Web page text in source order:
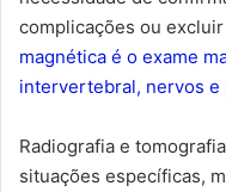
complicações ou
magnética é o exame
intervertebral, nervos e
Radiografia e
situações específicas,